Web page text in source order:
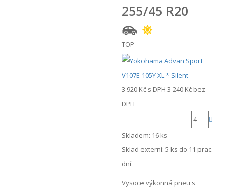
255/45 R20
TOP
3 920 Kč s DPH 3 240 Kč bez
DPH
Skladem: 16 ks
Sklad externí: 5 ks do 11 prac.
dní
Vysoce výkonná pneu s